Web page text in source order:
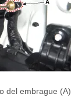
del embrague (A)